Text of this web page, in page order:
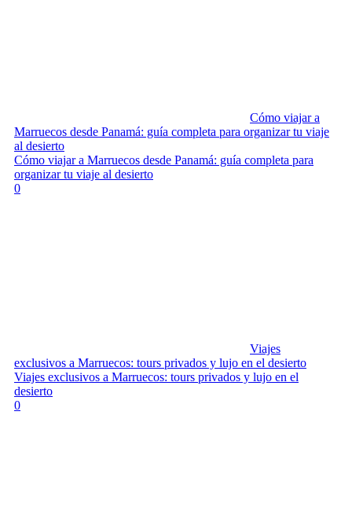
Cómo viajar a
Marruecos desde Panamá: guía completa para organizar tu viaje
al desierto
Cómo viajar a Marruecos desde Panamá: guía completa para
organizar tu viaje al desierto
0
Viajes
exclusivos a Marruecos: tours privados y lujo en el desierto
Viajes exclusivos a Marruecos: tours privados y lujo en el
desierto
0